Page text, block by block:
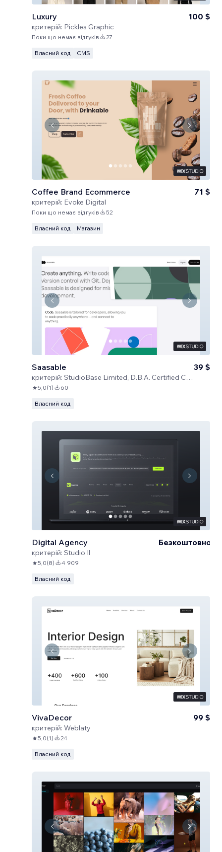
Luxury
критерій: Pickles Graphic
100 $
Поки що немає відгуків 27
Власний код CMS
Coffee Brand Ecommerce
критерій: Evoke Digital
71 $
Поки що немає відгуків 52
Власний код Магазин
Saasable
критерій: StudioBase Limited, D.B.A. Certified Code
39 $
5,0(1) 60
Власний код
Digital Agency
критерій: Studio Il
Безкоштовно
5,0(8) 4 909
Власний код
VivaDecor
критерій: Weblaty
99 $
5,0(1) 24
Власний код